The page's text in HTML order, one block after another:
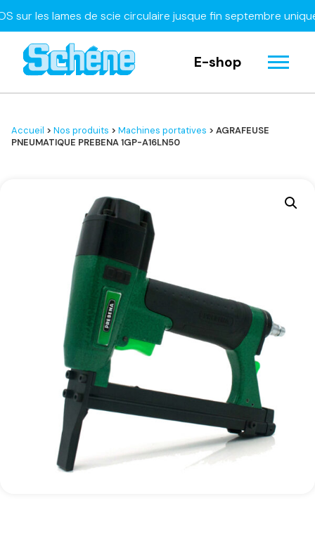
les lames de scie circulaire jusque fin septembre
E-shop
Accueil > Nos produits > Machines portatives > AGRAFEUSE
PNEUMATIQUE PREBENA 1GP-A16LN50